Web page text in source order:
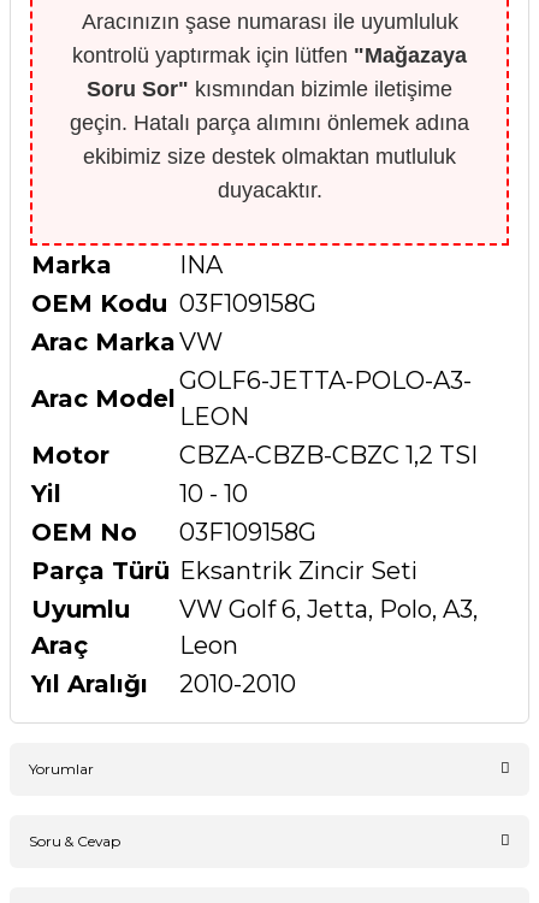
Aracınızın şase numarası ile uyumluluk
kontrolü yaptırmak için lütfen "Mağazaya
Soru Sor" kısmından bizimle iletişime
geçin. Hatalı parça alımını önlemek adına
ekibimiz size destek olmaktan mutluluk
duyacaktır.
Marka
INA
OEM Kodu 03F109158G
Arac MarkaVW
Arac Model
GOLF6-JETTA-POLO-A3-
LEON
Motor
CBZA-CBZB-CBZC 1,2 TSI
Yil
10 - 10
OEM No
03F109158G
Parça Türü Eksantrik Zincir Seti
Uyumlu
Araç
VW Golf 6, Jetta, Polo, A3,
Leon
Yıl Aralığı
2010-2010
Yorumlar
Soru & Cevap